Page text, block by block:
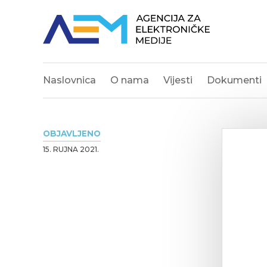
Naslovnica O nama Vijesti Dokumenti
OBJAVLJENO
15. RUJNA 2021.